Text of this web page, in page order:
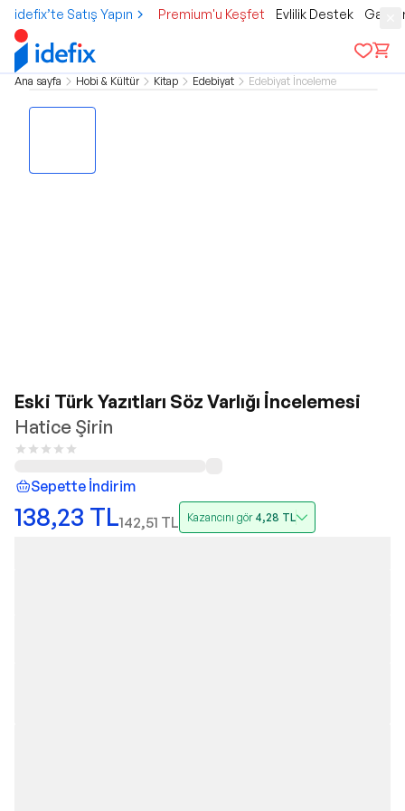
idefix’te Satış Yapın Premium'u Keşfet Evlilik Destek
Ana sayfa Hobi & Kültür Kitap Edebiyat Edebiyat İnceleme
Eski Türk Yazıtları Söz Varlığı İncelemesi
Hatice Şirin
Sepette İndirim
138,23 TL142,51 TL Kazancını gör 4,28 TL